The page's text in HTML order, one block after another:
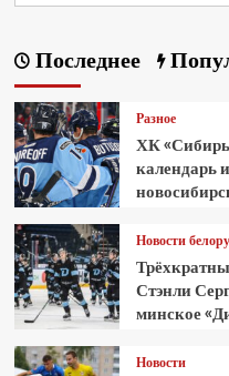
Последнее
Разное
ХК
календарь
Новости
Стэнли
минское
Новости